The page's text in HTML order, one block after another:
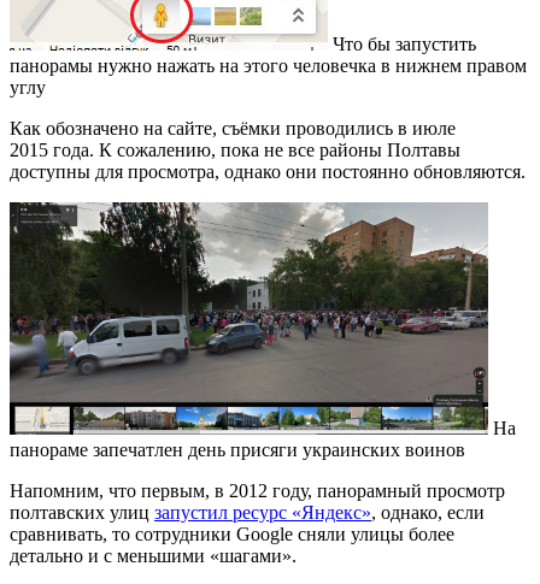
Что бы запустить
панорамы нужно нажать на этого человечка в нижнем правом
углу
Как обозначено на сайте, съёмки проводились в июле
2015 года. К сожалению, пока не все районы Полтавы
доступны для просмотра, однако они постоянно обновляются.
На
панораме запечатлен день присяги украинских воинов
Напомним, что первым, в 2012 году, панорамный просмотр
полтавских улиц запустил ресурс «Яндекс», однако, если
сравнивать, то сотрудники Google сняли улицы более
детально и с меньшими «шагами».